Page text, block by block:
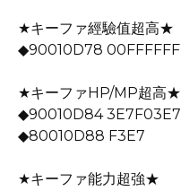
★キーファ經驗值超高★
◆90010D78 00FFFFFF
★キーファHP/MP超高★
◆90010D84 3E7F03E7
◆80010D88 F3E7
★キーファ能力超強★